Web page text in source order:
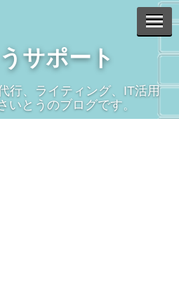
サポート
行、ライティング、IT活用
いとうのブログです。